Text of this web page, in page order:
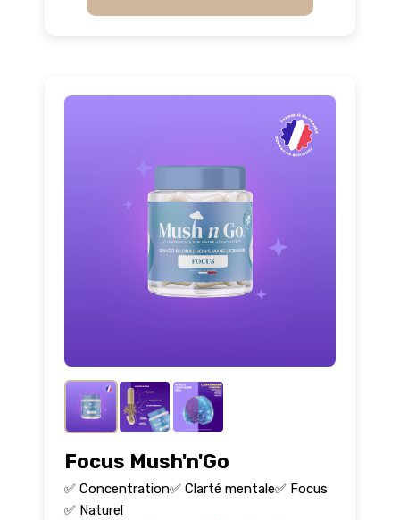
Focus Mush'n'Go
✅ Concentration✅ Clarté mentale✅ Focus
✅ Naturel